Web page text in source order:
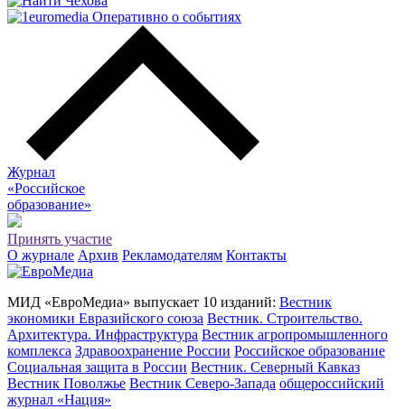
Журнал
«Российское
образование»
Принять участие
О журнале Архив Рекламодателям Контакты
МИД «ЕвроМедиа» выпускает 10 изданий: Вестник
экономики Евразийского союза Вестник. Строительство.
Архитектура. Инфраструктура Вестник агропромышленного
комплекса Здравоохранение России Российское образование
Социальная защита в России Вестник. Северный Кавказ
Вестник Поволжье Вестник Северо-Запада общероссийский
журнал «Нация»